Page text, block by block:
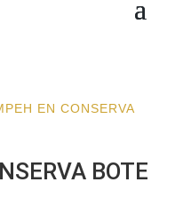
EN CONSERVA
BOTE